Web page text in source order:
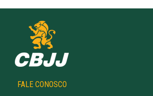
FALE CONOSCO